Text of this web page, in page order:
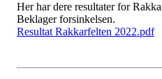
Her har dere resultater for
Beklager forsinkelsen.
Resultat Rakkarfelten 2022.pdf